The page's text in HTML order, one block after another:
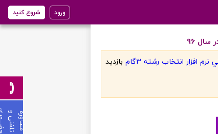
ورود شروع کنید
96
افزار انتخاب رشته 3گام
بازديد
م
ش
ا
و
ر
ه
ت
ل
ف
ن
ی
و
ح
ض
ـ
ـ
ـ
و
ر